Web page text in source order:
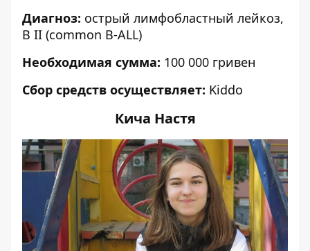
Диагноз: острый лимфобластный лейкоз,
B II (common B-ALL)
Необходимая сумма: 100 000 гривен
Сбор средств осуществляет: Kiddo
Кича Настя